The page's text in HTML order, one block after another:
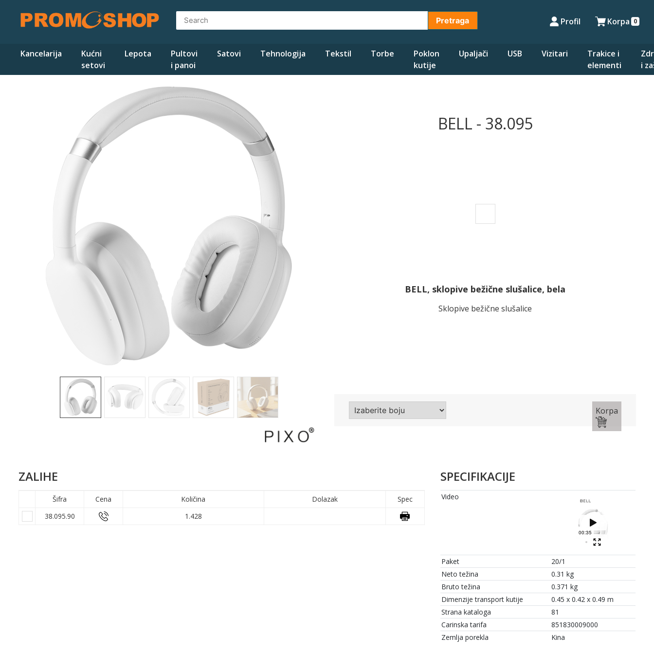
content
Pretraga Profil Korpa 0
Kancelarija
Kućni
setovi
Lepota
Pultovi
i panoi
Satovi Tehnologija Tekstil Torbe
Poklon
kutije
Upaljači USB Vizitari
Trakice i
elementi
i
BELL - 38.095
BELL, sklopive bežične slušalice, bela
Sklopive bežične slušalice
Korpa
ZALIHE
Šifra Cena Količina Dolazak
Spec
38.095.90
1.428
SPECIFIKACIJE
Video
Paket
20/1
Neto težina
0.31 kg
Bruto težina
0.371 kg
Dimenzije transport kutije
0.45 x 0.42 x 0.49 m
Strana kataloga
81
Carinska tarifa
851830009000
Zemlja porekla
Kina